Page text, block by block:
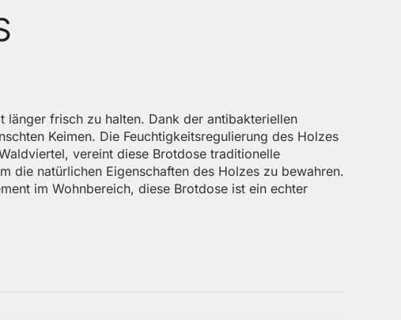
frisch zu halten. Dank der antibakteriellen
Keimen. Die Feuchtigkeitsregulierung des Holzes
vereint diese Brotdose traditionelle
die natürlichen Eigenschaften des Holzes zu bewahren.
im Wohnbereich, diese Brotdose ist ein echter